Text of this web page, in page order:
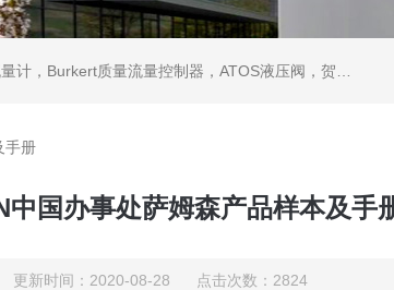
电磁阀，ASCO阀门，REXROTH力士乐阀泵，安沃驰Aventics电磁阀|气缸，Samson萨姆森定位器
手册
中国办事处萨姆森产品样本及手
更新时间：2020-08-28 点击次数：2824